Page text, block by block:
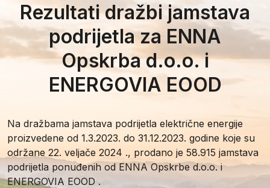
Rezultati dražbi jamstava
podrijetla za ENNA
Opskrba d.o.o. i
ENERGOVIA EOOD
Na dražbama jamstava podrijetla električne energije
proizvedene od 1.3.2023. do 31.12.2023. godine koje su
održane 22. veljače 2024 ., prodano je 58.915 jamstava
podrijetla ponuđenih od ENNA Opskrbe d.o.o. i
ENERGOVIA EOOD .